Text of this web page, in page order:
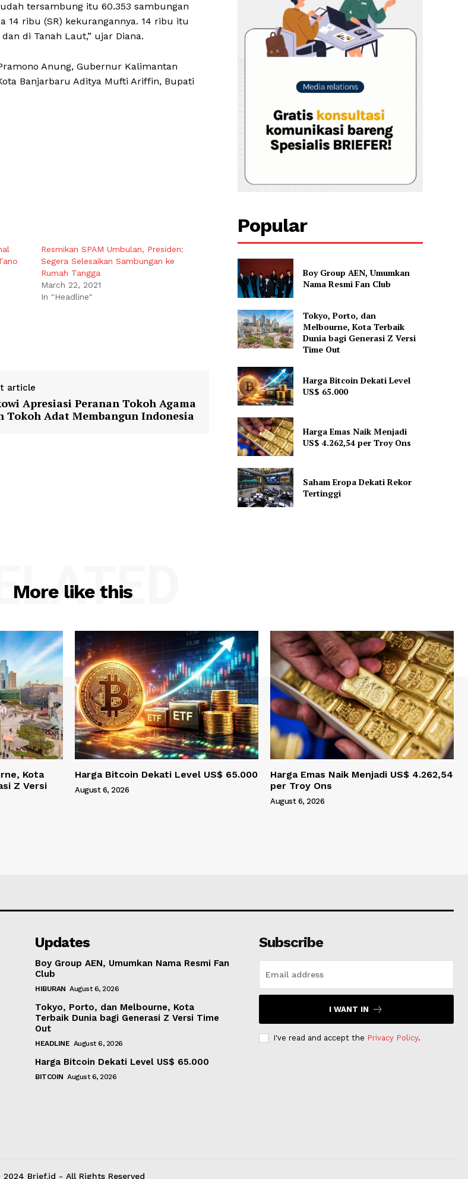
tersambung itu 60.353 sambungan
ribu (SR) kekurangannya. 14 ribu itu
di Tanah Laut,” ujar Diana.
Anung, Gubernur Kalimantan
Banjarbaru Aditya Mufti Ariffin, Bupati
Resmikan SPAM Umbulan, Presiden:
Segera Selesaikan Sambungan ke
Rumah Tangga
March 22, 2021
In "Headline"
article
Apresiasi Peranan Tokoh Agama
Tokoh Adat Membangun Indonesia
Popular
Boy Group AEN, Umumkan
Nama Resmi Fan Club
Tokyo, Porto, dan
Melbourne, Kota Terbaik
Dunia bagi Generasi Z Versi
Time Out
Harga Bitcoin Dekati Level
US$ 65.000
Harga Emas Naik Menjadi
US$ 4.262,54 per Troy Ons
Saham Eropa Dekati Rekor
Tertinggi
More like this
Kota
Z Versi
Harga Bitcoin Dekati Level US$ 65.000
August 6, 2026
Harga Emas Naik Menjadi US$ 4.262,54
per Troy Ons
August 6, 2026
Updates
Boy Group AEN, Umumkan Nama Resmi Fan
Club
HIBURAN August 6, 2026
Tokyo, Porto, dan Melbourne, Kota
Terbaik Dunia bagi Generasi Z Versi Time
Out
HEADLINE August 6, 2026
Harga Bitcoin Dekati Level US$ 65.000
BITCOIN August 6, 2026
Subscribe
I WANT IN
I've read and accept the Privacy Policy.
2024 Brief.id - All Rights Reserved